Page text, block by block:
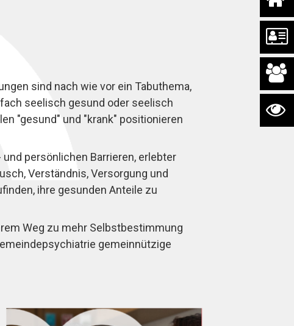
sind nach wie vor ein Tabuthema,
seelisch gesund oder seelisch
"gesund" und "krank" positionieren
persönlichen Barrieren, erlebter
Verständnis, Versorgung und
ihre gesunden Anteile zu
Weg zu mehr Selbstbestimmung
gemeinnützige